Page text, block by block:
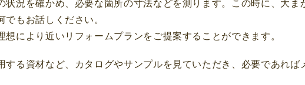
もお話しください。
により近いリフォームプランをご提案することができます。
する資材など、カタログやサンプルを見ていただき、必要であれば